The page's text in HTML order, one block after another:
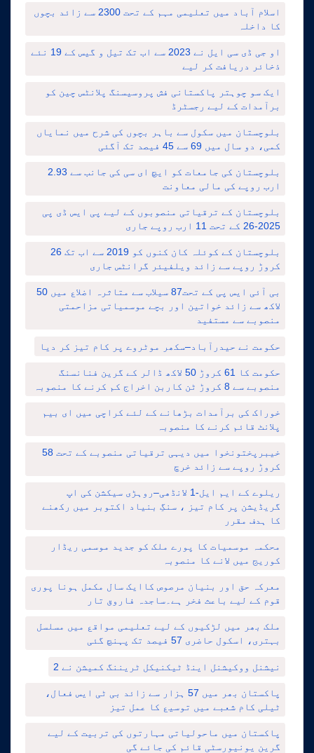
اسلام آباد میں تعلیمی مہم کے تحت 2300 سے زائد بچوں
کا داخلہ
او جی ڈی سی ایل نے 2023 سے اب تک تیل و گیس کے 19 نئے
ذخائر دریافت کر لیے
ایک سو چوہتر پاکستانی فش پروسیسنگ پلانٹس چین کو
برآمدات کے لیے رجسٹرڈ
بلوچستان میں سکول سے باہر بچوں کی شرح میں نمایاں
کمی، دو سال میں 69 سے 45 فیصد تک آگئی
بلوچستان کی جامعات کو ایچ ای سی کی جانب سے 2.93
ارب روپے کی مالی معاونت
بلوچستان کے ترقیاتی منصوبوں کے لیے پی ایس ڈی پی
2025-26 کے تحت 11 ارب روپے جاری
بلوچستان کے کوئلہ کان کنوں کو 2019 سے اب تک 26
کروڑ روپے سے زائد ویلفیئر گرانٹس جاری
بی آئی ایس پی کے تحت87 سیلاب سے متاثرہ اضلاع میں 50
لاکھ سے زائد خواتین اور بچے موسمیاتی مزاحمتی
منصوبے سے مستفید
حکومت نے حیدرآباد–سکھر موٹروے پر کام تیز کر دیا
حکومت کا 61 کروڑ 50 لاکھ ڈالر کے گرین فنانسنگ
منصوبے سے 8 کروڑ ٹن کاربن اخراج کم کرنے کا منصوبہ
خوراک کی برآمدات بڑھانے کے لئے کراچی میں ای بیم
پلانٹ قائم کرنے کا منصوبہ
خیبرپختونخوا میں دیہی ترقیاتی منصوبے کے تحت 58
کروڑ روپے سے زائد خرچ
ریلوے کے ایم ایل-1 لانڈھی–روہڑی سیکشن کی اپ
گریڈیشن پر کام تیز ، سنگِ بنیاد اکتوبر میں رکھنے
کا ہدف مقرر
محکمہ موسمیات کا پورے ملک کو جدید موسمی ریڈار
کوریج میں لانے کا منصوبہ
معرکہ حق اور بنیان مرصوص کاایک سال مکمل ہونا پوری
قوم کے لیے باعث فخر ہے۔ساجدہ فاروق تار
ملک بھر میں لڑکیوں کے لیے تعلیمی مواقع میں مسلسل
بہتری، اسکول حاضری 57 فیصد تک پہنچ گئی
نیشنل ووکیشنل اینڈ ٹیکنیکل ٹریننگ کمیشن نے 2
پاکستان بھر میں 57 ہزار سے زائد بی ٹی ایس فعال،
ٹیلی کام شعبے میں توسیع کا عمل تیز
پاکستان میں ماحولیاتی مہارتوں کی تربیت کے لیے
گرین یونیورسٹی قائم کی جائے گی